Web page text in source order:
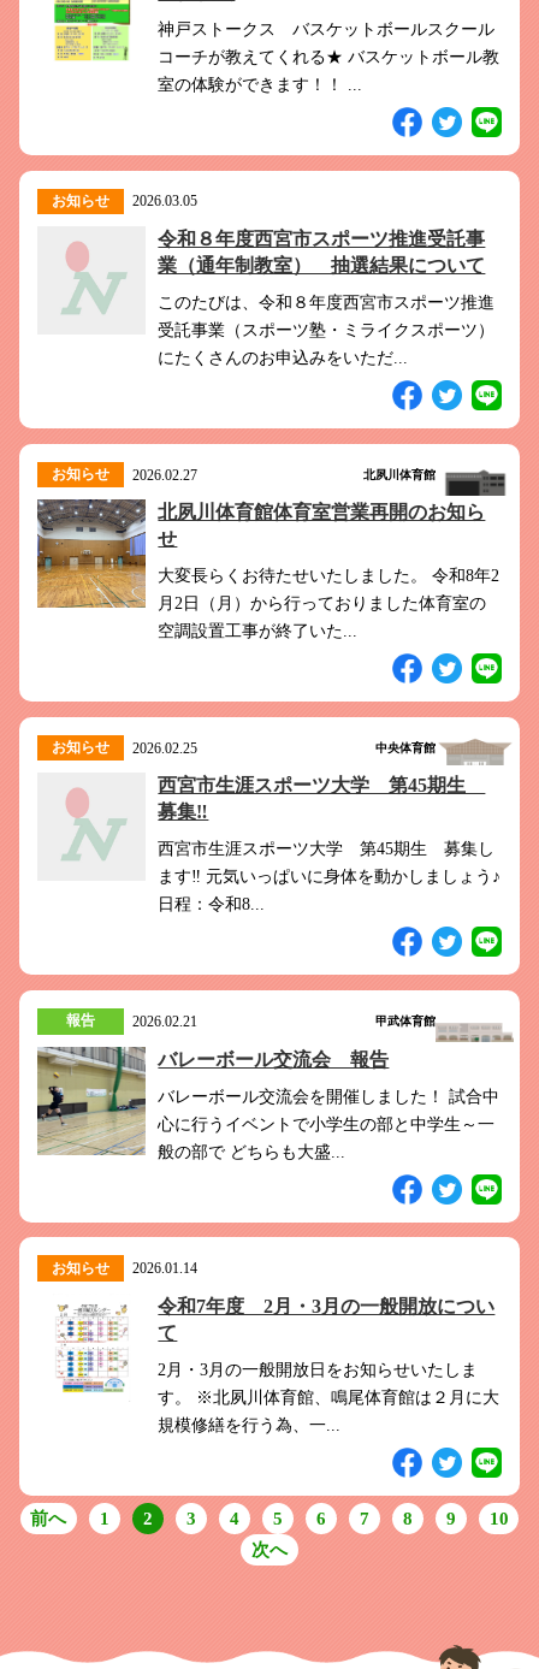
神戸ストークス バスケットボールスクール
コーチが教えてくれる★ バスケットボール教
室の体験ができます！！ ...
お知らせ 2026.03.05
令和８年度西宮市スポーツ推進受託事
業（通年制教室） 抽選結果について
このたびは、令和８年度西宮市スポーツ推進
受託事業（スポーツ塾・ミライクスポーツ）
にたくさんのお申込みをいただ...
お知らせ 2026.02.27 北夙川体育館
北夙川体育館体育室営業再開のお知ら
せ
大変長らくお待たせいたしました。 令和8年2
月2日（月）から行っておりました体育室の
空調設置工事が終了いた...
お知らせ 2026.02.25 中央体育館
西宮市生涯スポーツ大学 第45期生
募集‼
西宮市生涯スポーツ大学 第45期生 募集し
ます‼ 元気いっぱいに身体を動かしましょう♪
日程：令和8...
報告 2026.02.21 甲武体育館
バレーボール交流会 報告
バレーボール交流会を開催しました！ 試合中
心に行うイベントで小学生の部と中学生～一
般の部で どちらも大盛...
お知らせ 2026.01.14
令和7年度 2月・3月の一般開放につい
て
2月・3月の一般開放日をお知らせいたしま
す。 ※北夙川体育館、鳴尾体育館は２月に大
規模修繕を行う為、一...
前へ 1 2 3 4 5 6 7 8 9
10
次へ